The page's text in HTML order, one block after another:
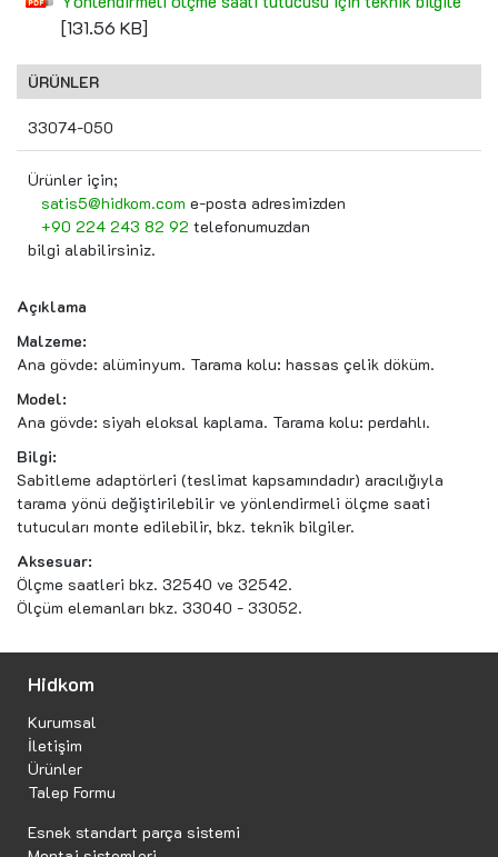
[131.56 KB]
ÜRÜNLER
33074-050
Ürünler için;
satis5@hidkom.com e-posta adresimizden
+90 224 243 82 92 telefonumuzdan
bilgi alabilirsiniz.
Açıklama
Malzeme:
Ana gövde: alüminyum. Tarama kolu: hassas çelik döküm.
Model:
Ana gövde: siyah eloksal kaplama. Tarama kolu: perdahlı.
Bilgi:
Sabitleme adaptörleri (teslimat kapsamındadır) aracılığıyla
tarama yönü değiştirilebilir ve yönlendirmeli ölçme saati
tutucuları monte edilebilir, bkz. teknik bilgiler.
Aksesuar:
Ölçme saatleri bkz. 32540 ve 32542.
Ölçüm elemanları bkz. 33040 - 33052.
Hidkom
Kurumsal
İletişim
Ürünler
Talep Formu
Esnek standart parça sistemi